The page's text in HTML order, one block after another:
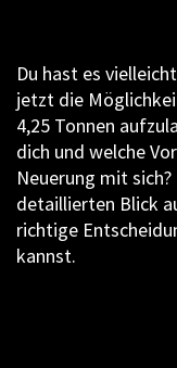
Du hast es
jetzt die
4,25 Tonnen
dich und welche
Neuerung mit
detaillierten Blick
richtige
kannst.